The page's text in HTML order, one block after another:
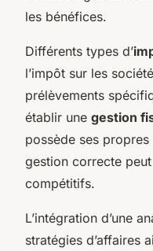
les bénéfices.
Différents types d’
l’impôt sur les
prélèvements
établir une gestion
possède ses
gestion correcte
compétitifs.
L’intégration d’une
stratégies d’affaires